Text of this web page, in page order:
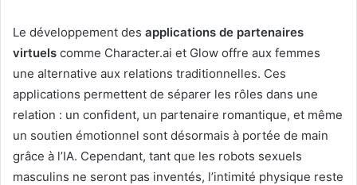
Le développement des applications de partenaires
virtuels comme Character.ai et Glow offre aux femmes
une alternative aux relations traditionnelles. Ces
applications permettent de séparer les rôles dans une
relation : un confident, un partenaire romantique, et même
un soutien émotionnel sont désormais à portée de main
grâce à l’IA. Cependant, tant que les robots sexuels
masculins ne seront pas inventés, l’intimité physique reste